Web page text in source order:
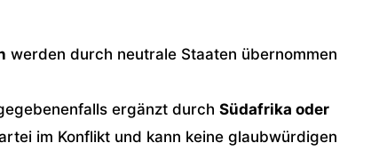
werden durch neutrale Staaten übernommen
ergänzt durch Südafrika oder
im Konflikt und kann keine glaubwürdigen